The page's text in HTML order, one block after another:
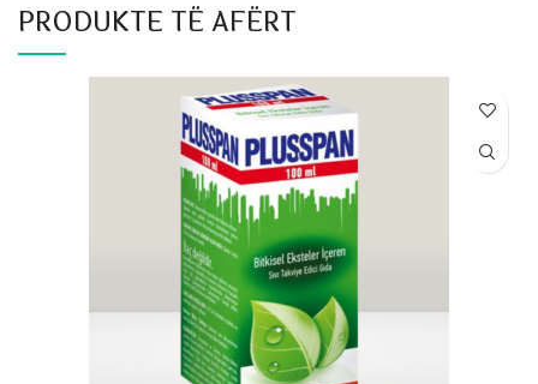
PRODUKTE TË AFËRT